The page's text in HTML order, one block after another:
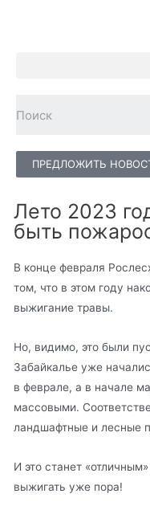
ПРЕДЛОЖИТЬ
Лето 2023
быть
В конце февраля
том, что в этом году
выжигание травы.
Но, видимо, это были
Забайкалье уже
в феврале, а в начале
массовыми.
ландшафтные и лесные
И это станет
выжигать уже пора!